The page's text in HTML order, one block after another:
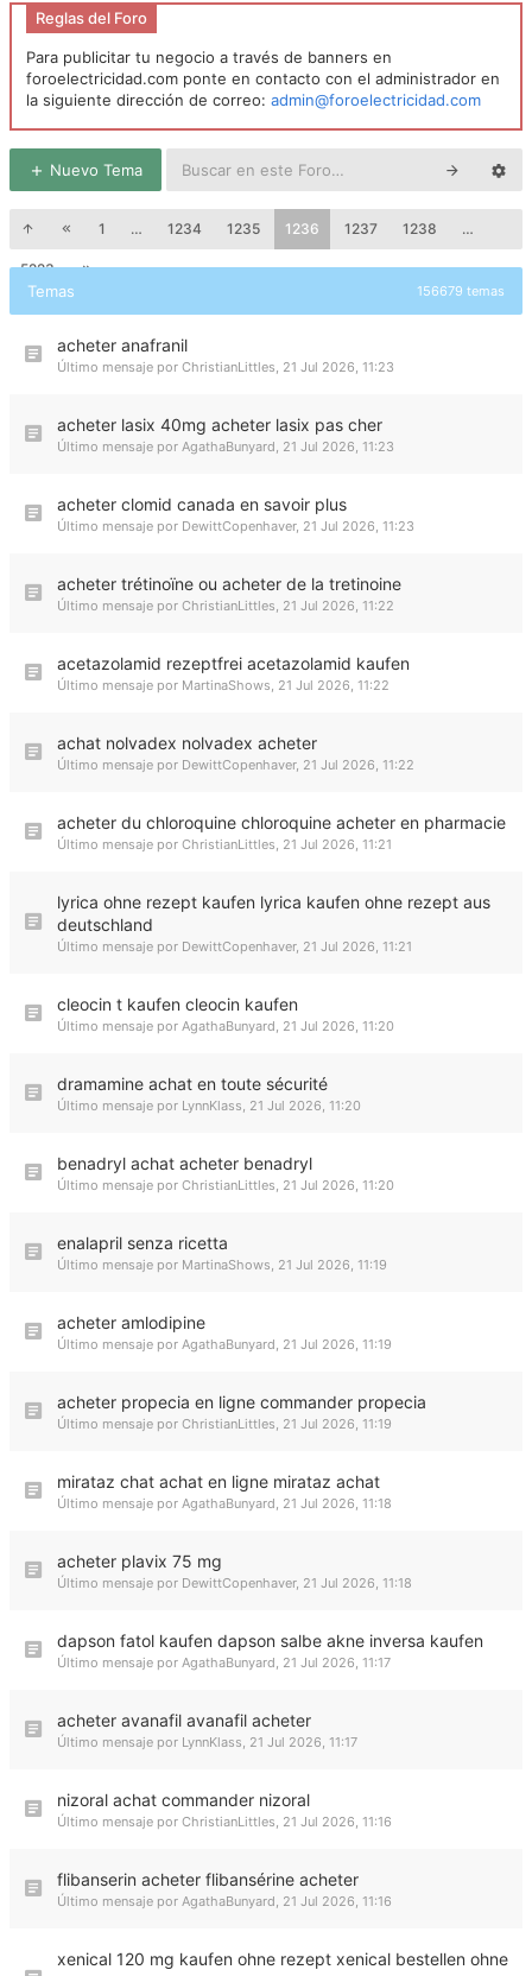
Reglas del Foro
Para publicitar tu negocio a través de banners en
foroelectricidad.com ponte en contacto con el administrador en
la siguiente dirección de correo: admin@foroelectricidad.com
Nuevo Tema
1 … 1234 1235 1236 1237 1238 …
5223
Temas 156679 temas
acheter anafranil
Último mensaje por ChristianLittles, 21 Jul 2026, 11:23
acheter lasix 40mg acheter lasix pas cher
Último mensaje por AgathaBunyard, 21 Jul 2026, 11:23
acheter clomid canada en savoir plus
Último mensaje por DewittCopenhaver, 21 Jul 2026, 11:23
acheter trétinoïne ou acheter de la tretinoine
Último mensaje por ChristianLittles, 21 Jul 2026, 11:22
acetazolamid rezeptfrei acetazolamid kaufen
Último mensaje por MartinaShows, 21 Jul 2026, 11:22
achat nolvadex nolvadex acheter
Último mensaje por DewittCopenhaver, 21 Jul 2026, 11:22
acheter du chloroquine chloroquine acheter en pharmacie
Último mensaje por ChristianLittles, 21 Jul 2026, 11:21
lyrica ohne rezept kaufen lyrica kaufen ohne rezept aus
deutschland
Último mensaje por DewittCopenhaver, 21 Jul 2026, 11:21
cleocin t kaufen cleocin kaufen
Último mensaje por AgathaBunyard, 21 Jul 2026, 11:20
dramamine achat en toute sécurité
Último mensaje por LynnKlass, 21 Jul 2026, 11:20
benadryl achat acheter benadryl
Último mensaje por ChristianLittles, 21 Jul 2026, 11:20
enalapril senza ricetta
Último mensaje por MartinaShows, 21 Jul 2026, 11:19
acheter amlodipine
Último mensaje por AgathaBunyard, 21 Jul 2026, 11:19
acheter propecia en ligne commander propecia
Último mensaje por ChristianLittles, 21 Jul 2026, 11:19
mirataz chat achat en ligne mirataz achat
Último mensaje por AgathaBunyard, 21 Jul 2026, 11:18
acheter plavix 75 mg
Último mensaje por DewittCopenhaver, 21 Jul 2026, 11:18
dapson fatol kaufen dapson salbe akne inversa kaufen
Último mensaje por AgathaBunyard, 21 Jul 2026, 11:17
acheter avanafil avanafil acheter
Último mensaje por LynnKlass, 21 Jul 2026, 11:17
nizoral achat commander nizoral
Último mensaje por ChristianLittles, 21 Jul 2026, 11:16
flibanserin acheter flibansérine acheter
Último mensaje por AgathaBunyard, 21 Jul 2026, 11:16
xenical 120 mg kaufen ohne rezept xenical bestellen ohne